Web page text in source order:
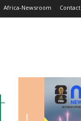
Africa-Newsroom Contact